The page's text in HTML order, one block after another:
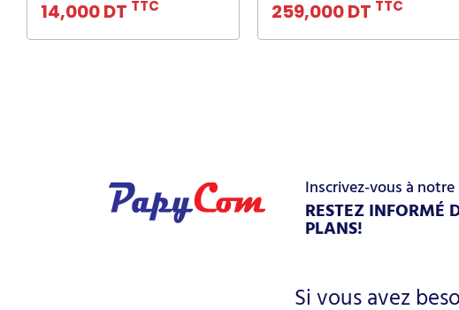
14,000 DT TTC 259,000 DT TTC
Inscrivez-vous à
RESTEZ INFORMÉ
PLANS!
Si vous avez